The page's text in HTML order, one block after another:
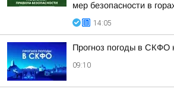
мер безопасности в
14:05
Прогноз погоды в СКФО
09:10